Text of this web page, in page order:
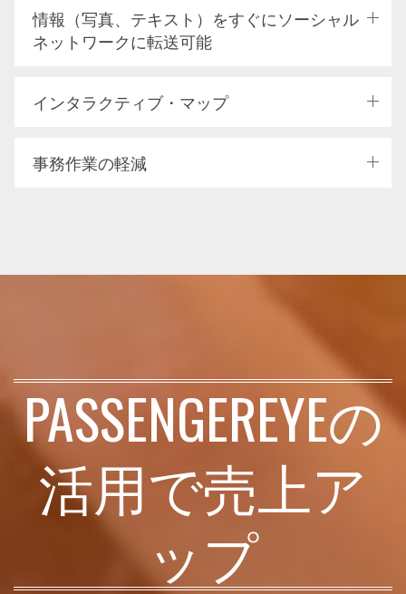
情報（写真、テキスト）をすぐにソーシャル
ネットワークに転送可能
インタラクティブ・マップ
事務作業の軽減
PASSENGEREYEの
活用で売上ア
ップ